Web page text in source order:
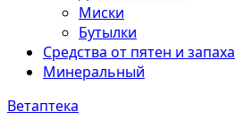
Миски
Бутылки
Средства от пятен и запаха
Минеральный
Ветаптека